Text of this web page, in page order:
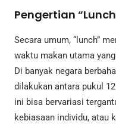
Pengertian
Secara umum, “lunch”
waktu makan utama
Di banyak negara
dilakukan antara pukul
ini bisa bervariasi
kebiasaan individu, atau